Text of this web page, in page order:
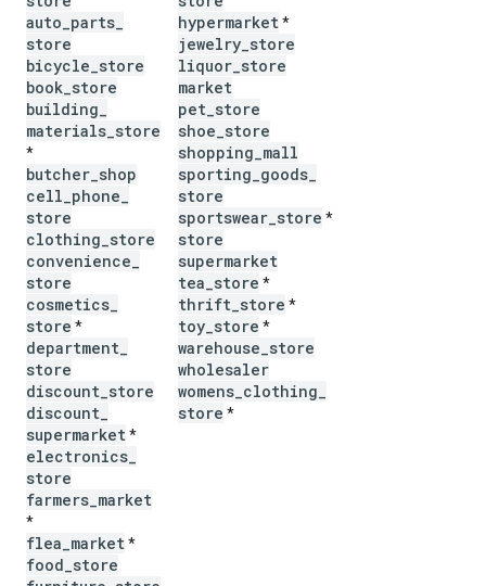
auto parts
store
bicycle store
book store
building
materials store
*
butcher shop
cell phone
store
clothing store
convenience
store
cosmetics
store *
department
store
discount store
discount
supermarket*
electronics
store
farmers market
*
flea market*
food store
hypermarket*
jewelry store
liquor store
market
pet store
shoe store
shopping mall
sporting goods
store
sportswear store *
store
supermarket
tea store *
thrift store *
toy store *
warehouse store
wholesaler
womens clothing
store *